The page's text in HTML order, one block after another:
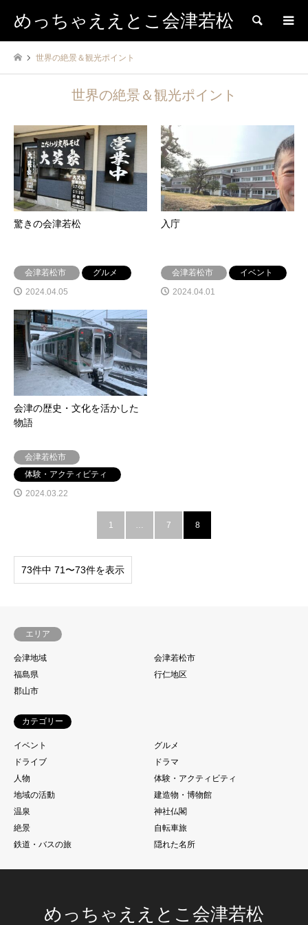
めっちゃええとこ会津若松 検索
世界の絶景＆観光ポイント
世界の絶景＆観光ポイント
驚きの会津若松
会津若松市
グルメ
2024.04.05
入庁
会津若松市
イベント
2024.04.01
会津の歴史・文化を活かした
物語
会津若松市
体験・アクティビティ
2024.03.22
1 7 8
73件中 71〜73件を表示
エリア
会津地域
会津若松市
福島県
行仁地区
郡山市
カテゴリー
イベント
グルメ
ドライブ
ドラマ
人物
体験・アクティビティ
地域の活動
建造物・博物館
温泉
神社仏閣
絶景
自転車旅
鉄道・バスの旅
隠れた名所
めっちゃええとこ会津若松